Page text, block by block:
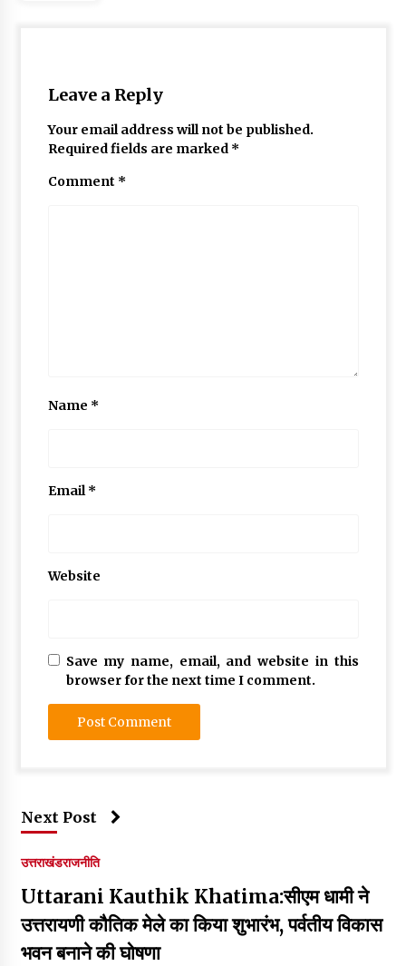
Leave a Reply
Your email address will not be published.
Required fields are marked *
Comment *
Name *
Email*
Website
Save my name, email, and website in this
browser for the next time I comment.
Next Post
उत्तराखंडराजनीति
Uttarani Kauthik Khatima:सीएम धामी ने
उत्तरायणी कौतिक मेले का किया शुभारंभ, पर्वतीय विकास
भवन बनाने की घोषणा